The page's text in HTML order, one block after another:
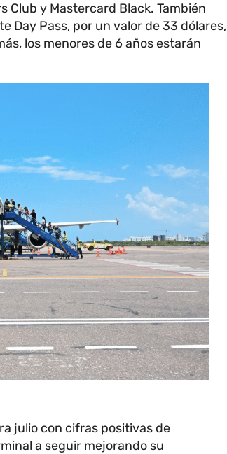
Club y Mastercard Black. También
Day Pass, por un valor de 33 dólares,
los menores de 6 años estarán
julio con cifras positivas de
a seguir mejorando su